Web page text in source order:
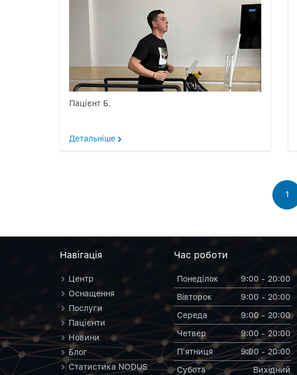
Пацієнт Б.
Детальніше
1
Навiгацiя
Центр
Оснащення
Послуги
Пацієнти
Новини
Блог
Статистика NODUS
Час роботи
Понеділок
9:00 - 20:00
Вiвторок
9:00 - 20:00
Середа
9:00 - 20:00
Четвер
9:00 - 20:00
П'ятниця
9:00 - 20:00
Субота
Вихiдний